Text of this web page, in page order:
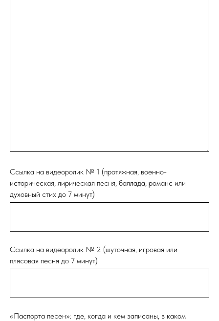
Ссылка на видеоролик № 1 (протяжная, военно-
историческая, лирическая песня, баллада, романс или
духовный стих до 7 минут)
Ссылка на видеоролик № 2 (шуточная, игровая или
плясовая песня до 7 минут)
«Паспорта песен»: где, когда и кем записаны, в каком